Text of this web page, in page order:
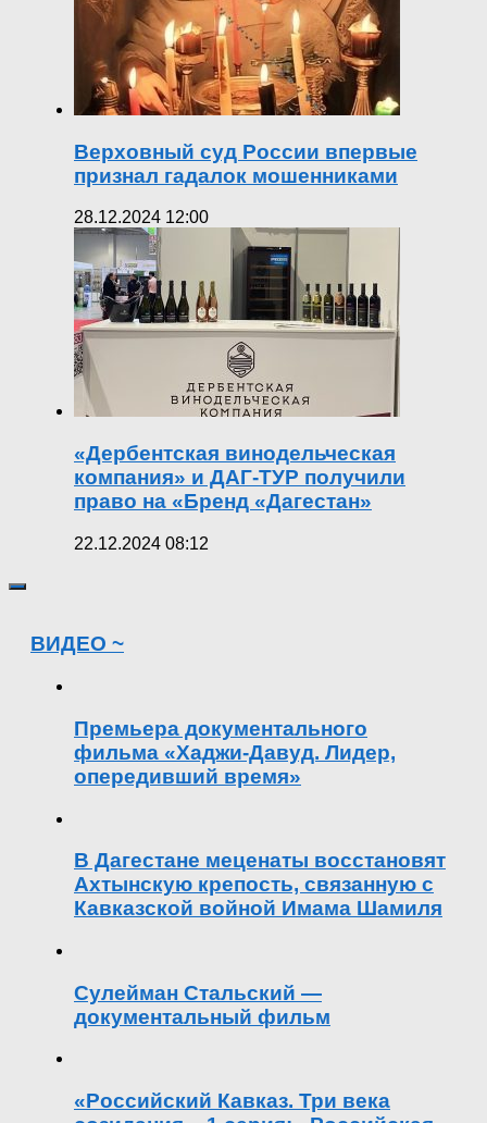
Верховный суд России впервые
признал гадалок мошенниками
28.12.2024 12:00
«Дербентская винодельческая
компания» и ДАГ-ТУР получили
право на «Бренд «Дагестан»
22.12.2024 08:12
ВИДЕО ~
Премьера документального
фильма «Хаджи-Давуд. Лидер,
опередивший время»
В Дагестане меценаты восстановят
Ахтынскую крепость, связанную с
Кавказской войной Имама Шамиля
Сулейман Стальский —
документальный фильм
«Российский Кавказ. Три века